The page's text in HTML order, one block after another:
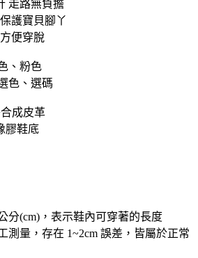
走路無負擔
護寶貝腳丫
便穿脫
、粉色
色、選碼
成皮革
膠鞋底
分(cm)，表示鞋內可穿著的長度
測量，存在 1~2cm 誤差，皆屬於正常